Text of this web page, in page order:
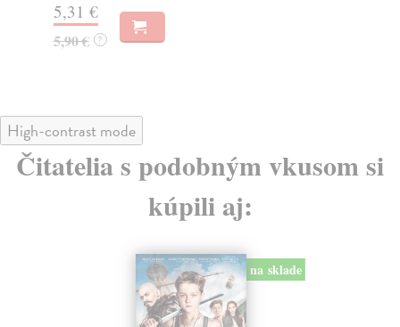
3,99 € ?
High-contrast mode
Čitatelia s podobným vkusom si
kúpili aj: